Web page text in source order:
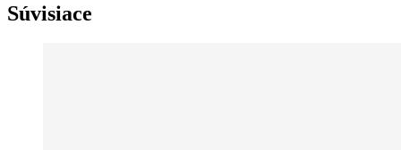
Súvisiace